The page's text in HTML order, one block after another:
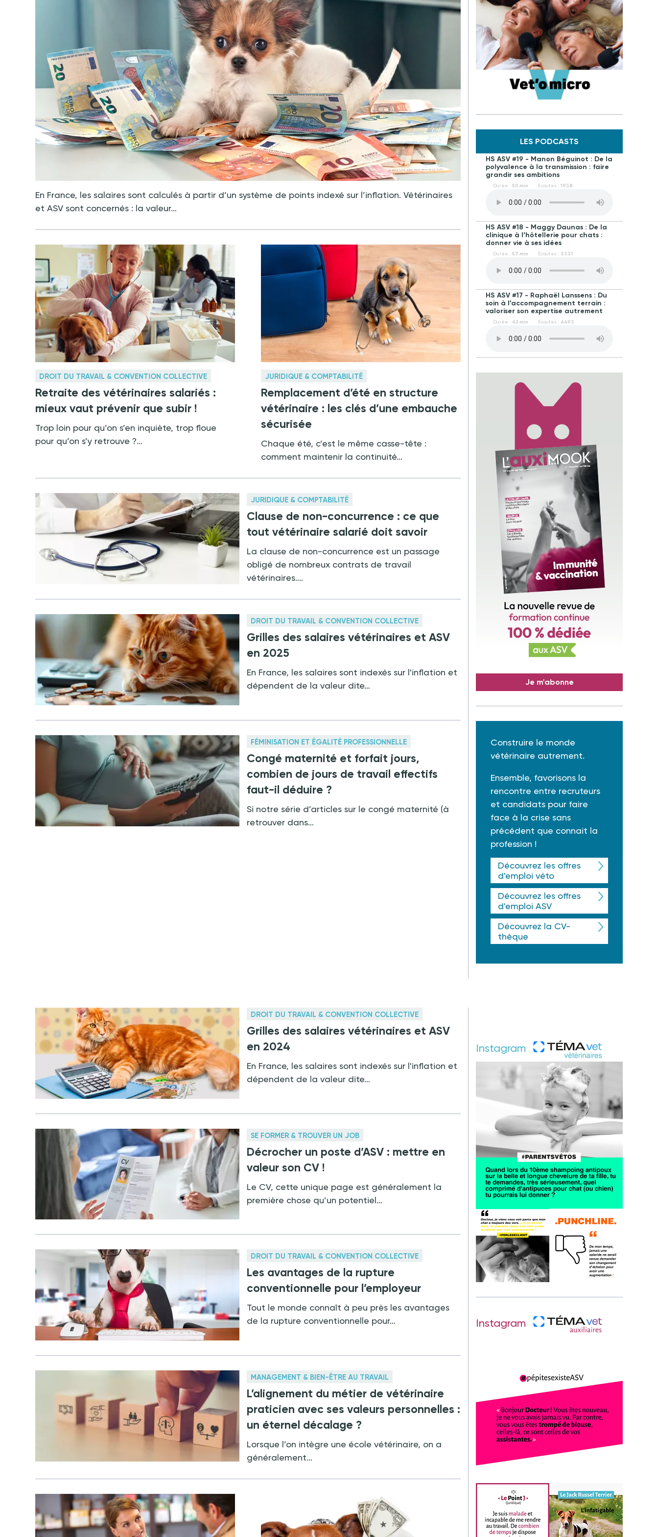
En France, les salaires sont calculés à partir d’un système de points indexé sur l’inflation. Vétérinaires
et ASV sont concernés : la valeur…
DROIT DU TRAVAIL & CONVENTION COLLECTIVE
Retraite des vétérinaires salariés :
mieux vaut prévenir que subir !
Trop loin pour qu’on s’en inquiète, trop floue
pour qu’on s’y retrouve ?…
JURIDIQUE & COMPTABILITÉ
Remplacement d’été en structure
vétérinaire : les clés d’une embauche
sécurisée
Chaque été, c’est le même casse-tête :
comment maintenir la continuité…
JURIDIQUE & COMPTABILITÉ
Clause de non-concurrence : ce que
tout vétérinaire salarié doit savoir
La clause de non-concurrence est un passage
obligé de nombreux contrats de travail
vétérinaires.…
DROIT DU TRAVAIL & CONVENTION COLLECTIVE
Grilles des salaires vétérinaires et ASV
en 2025
En France, les salaires sont indexés sur l'inflation et
dépendent de la valeur dite…
FÉMINISATION ET ÉGALITÉ PROFESSIONNELLE
Congé maternité et forfait jours,
combien de jours de travail effectifs
faut-il déduire ?
Si notre série d’articles sur le congé maternité (à
retrouver dans…
LES PODCASTS
HS ASV #19 - Manon Béguinot : De la
polyvalence à la transmission : faire
grandir ses ambitions
Durée : 50 min Écoutes : 1938
HS ASV #18 - Maggy Daunas : De la
clinique à l’hôtellerie pour chats :
donner vie à ses idées
Durée : 57 min Écoutes : 3331
HS ASV #17 - Raphaël Lanssens : Du
soin à l’accompagnement terrain :
valoriser son expertise autrement
Durée : 42 min Écoutes : 4493
Je m'abonne
Construire le monde
vétérinaire autrement.
Ensemble, favorisons la
rencontre entre recruteurs
et candidats pour faire
face à la crise sans
précédent que connait la
profession !
Découvrez les offres
d'emploi véto
Découvrez les offres
d'emploi ASV
Découvrez la CV-
thèque
DROIT DU TRAVAIL & CONVENTION COLLECTIVE
Grilles des salaires vétérinaires et ASV
en 2024
En France, les salaires sont indexés sur l'inflation et
dépendent de la valeur dite…
SE FORMER & TROUVER UN JOB
Décrocher un poste d’ASV : mettre en
valeur son CV !
Le CV, cette unique page est généralement la
première chose qu’un potentiel…
DROIT DU TRAVAIL & CONVENTION COLLECTIVE
Les avantages de la rupture
conventionnelle pour l’employeur
Tout le monde connaît à peu près les avantages
de la rupture conventionnelle pour…
MANAGEMENT & BIEN-ÊTRE AU TRAVAIL
L’alignement du métier de vétérinaire
praticien avec ses valeurs personnelles :
un éternel décalage ?
Lorsque l’on intègre une école vétérinaire, on a
généralement…
Instagram
Instagram